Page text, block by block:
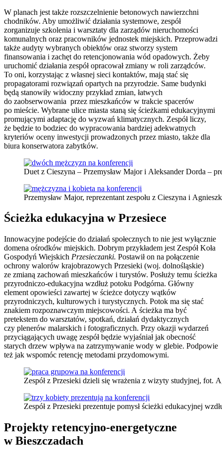
W planach jest także rozszczelnienie betonowych nawierzchni
chodników. Aby umożliwić działania systemowe, zespół
zorganizuje szkolenia i warsztaty dla zarządów nieruchomości
komunalnych oraz pracowników jednostek miejskich. Przeprowadzi
także audyty wybranych obiektów oraz stworzy system
finansowania i zachęt do retencjonowania wód opadowych. Żeby
uruchomić działania zespół opracował zmiany w roli zarządców.
To oni, korzystając z własnej sieci kontaktów, mają stać się
propagatorami rozwiązań opartych na przyrodzie. Same budynki
będą stanowiły widoczny przykład zmian, łatwych
do zaobserwowania przez mieszkańców w trakcie spacerów
po mieście. Wybrane ulice miasta staną się ścieżkami edukacyjnymi
promującymi adaptację do wyzwań klimatycznych. Zespół liczy,
że będzie to bodziec do wypracowania bardziej adekwatnych
kryteriów oceny inwestycji prowadzonych przez miasto, także dla
biura konserwatora zabytków.
Duet z Cieszyna – Przemysław Major i Aleksander Dorda –
Przemysław Major, reprezentant zespołu z Cieszyna i
Ścieżka edukacyjna w Przesiece
Innowacyjne podejście do działań społecznych to nie jest wyłącznie
domena ośrodków miejskich. Dobrym przykładem jest Zespół Koła
Gospodyń Wiejskich Przesieczanki. Postawił on na połączenie
ochrony walorów krajobrazowych Przesieki (woj. dolnośląskie)
ze zmianą zachowań mieszkańców i turystów. Posłuży temu ścieżka
przyrodniczo-edukacyjna wzdłuż potoku Podgórna. Główny
element opowieści zawartej w ścieżce dotyczy wątków
przyrodniczych, kulturowych i turystycznych. Potok ma się stać
znakiem rozpoznawczym miejscowości. A ścieżka ma być
pretekstem do warsztatów, spotkań, działań dydaktycznych
czy plenerów malarskich i fotograficznych. Przy okazji wydarzeń
przyciągających uwagę zespół będzie wyjaśniał jak obecność
starych drzew wpływa na zatrzymywanie wody w glebie. Podpowie
też jak wspomóc retencję metodami przydomowymi.
Zespół z Przesieki dzieli się wrażenia z wizyty studyjnej, fot.
Zespół z Przesieki prezentuje pomysł ścieżki edukacyjnej
Projekty retencyjno-energetyczne
w Bieszczadach